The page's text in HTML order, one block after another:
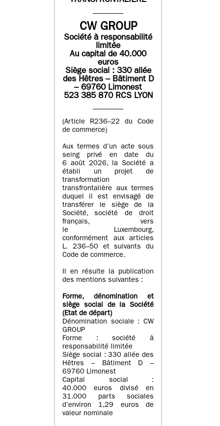
CW GROUP
Société à responsabilité
limitée
Au capital de 40.000
euros
Siège social : 330 allée
des Hêtres – Bâtiment D
– 69760 Limonest
523 385 870 RCS LYON
(Article R236–22 du Code
de commerce)
Aux termes d’un acte sous
seing privé en date du
6 août 2026, la Société a
établi un projet de
transformation
transfrontalière aux termes
duquel il est envisagé de
transférer le siège de la
Société, société de droit
français, vers
le Luxembourg,
conformément aux articles
L. 236–50 et suivants du
Code de commerce.
Il en résulte la publication
des mentions suivantes :
Forme, dénomination et
siège social de la Société
(Etatde départ)
Dénomination sociale : CW
GROUP
Forme : société à
responsabilité limitée
Siège social : 330 allée des
Hêtres – Bâtiment D –
69760 Limonest
Capital social :
40.000 euros divisé en
31.000 parts sociales
d’environ 1,29 euros de
valeur nominale